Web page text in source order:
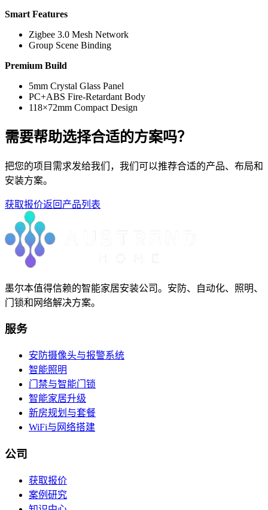
Smart Features
Zigbee 3.0 Mesh Network
Group Scene Binding
Premium Build
5mm Crystal Glass Panel
PC+ABS Fire-Retardant Body
118×72mm Compact Design
需要帮助选择合适的方案吗？
把您的项目需求发给我们，我们可以推荐合适的产品、布局和
安装方案。
获取报价返回产品列表
墨尔本值得信赖的智能家居安装公司。安防、自动化、照明、
门锁和网络解决方案。
服务
安防摄像头与报警系统
智能照明
门禁与智能门锁
智能家居升级
新房规划与套餐
WiFi与网络搭建
公司
获取报价
案例研究